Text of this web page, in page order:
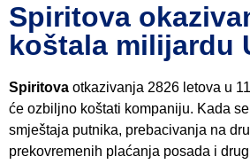
Spiritova
koštala milijardu
Spiritova otkazivanja 2826 letova u
će ozbiljno koštati kompaniju. Kada
smještaja putnika, prebacivanja na
prekovremenih plaćanja posada i